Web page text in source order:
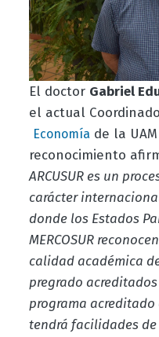
El doctor Gabriel
el actual
Economíade la
reconocimiento
ARCUSUR es un
carácter
donde los Estados
MERCOSUR
calidad académica
pregrado
programa acreditado
tendrá facilidades